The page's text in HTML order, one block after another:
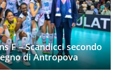
F – Scandicci secondo
di Antropova